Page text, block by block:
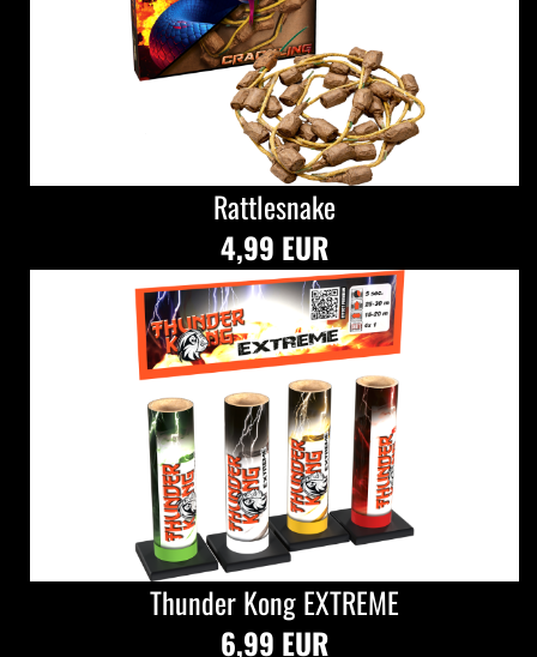
Rattlesnake
4,99 EUR
Thunder Kong EXTREME
6,99 EUR